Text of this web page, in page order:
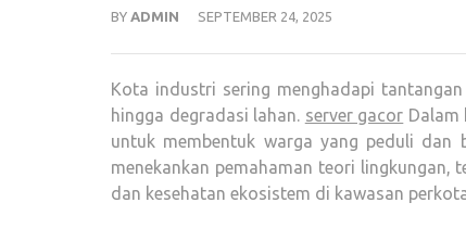
BY ADMIN SEPTEMBER 24, 2025
Kota industri sering menghadapi
hingga degradasi lahan. server gacor Dalam
untuk membentuk warga yang peduli dan
menekankan pemahaman teori
dan kesehatan ekosistem di kawasan